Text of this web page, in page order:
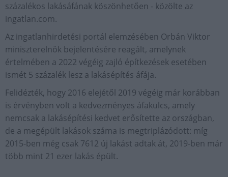
százalékos lakásáfának köszönhetően - közölte az
ingatlan.com.
Az ingatlanhirdetési portál elemzésében Orbán Viktor
miniszterelnök bejelentésére reagált, amelynek
értelmében a 2022 végéig zajló építkezések esetében
ismét 5 százalék lesz a lakásépítés áfája.
Felidézték, hogy 2016 elejétől 2019 végéig már korábban
is érvényben volt a kedvezményes áfakulcs, amely
nemcsak a lakásépítési kedvet erősítette az országban,
de a megépült lakások száma is megtriplázódott: míg
2015-ben még csak 7612 új lakást adtak át, 2019-ben már
több mint 21 ezer lakás épült.